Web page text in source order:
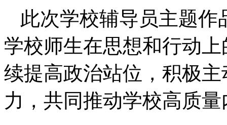
此次学校辅导员主题
学校师生在思想和行动
续提高政治站位，积极
力，共同推动学校高质